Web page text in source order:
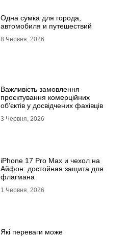
Одна сумка для города,
автомобиля и путешествий
8 Червня, 2026
Важливість замовлення
проєктування комерційних
об’єктів у досвідчених фахівців
3 Червня, 2026
iPhone 17 Pro Max и чехол на
Айфон: достойная защита для
флагмана
1 Червня, 2026
Які переваги може